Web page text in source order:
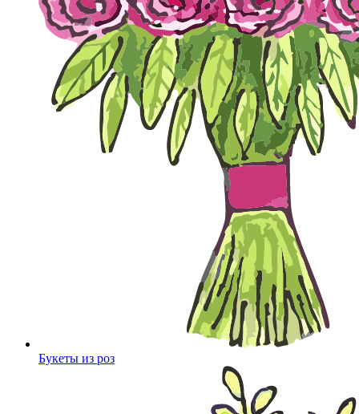
Букеты из роз